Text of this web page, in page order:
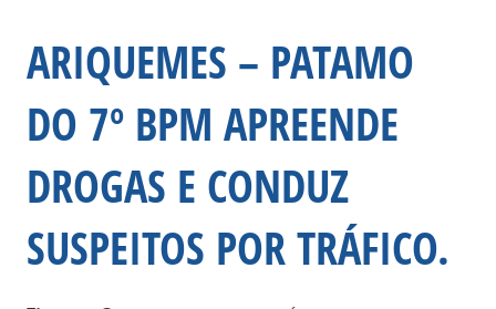
ARIQUEMES – PATAMO
DO 7º BPM APREENDE
DROGAS E CONDUZ
SUSPEITOS POR TRÁFICO.